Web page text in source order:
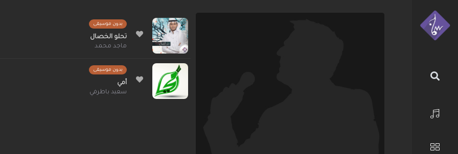
بدون موسيقى
تحلو الخصال
ماجد محمد
بدون موسيقى
أمي
سعيد باطرفي